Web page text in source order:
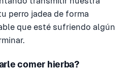
perro jadea de forma
que esté sufriendo algún
comer hierba?